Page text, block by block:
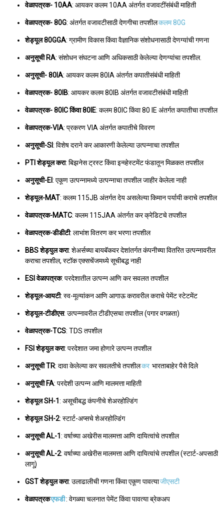
वेळापत्रक- 10AA: आयकर कलम 10AA अंतर्गत वजावटींसंबंधी माहिती
वेळापत्रक- 80G: अंतर्गत वजावटीसाठी देणगीचा तपशीलकलम 80G
शेड्यूल 80GGA: ग्रामीण विकास किंवा वैज्ञानिक संशोधनासाठी देणग्यांची गणना
अनुसूची RA: संशोधन संघटना आणि अधिकसाठी केलेल्या देणग्यांचा तपशील.
अनुसूची- 80IA: आयकर कलम 80IA अंतर्गत कपातीसंबंधी माहिती
वेळापत्रक- 80IB: आयकर कलम 80IB अंतर्गत वजावटीसंबंधी माहिती
वेळापत्रक- 80IC किंवा 80IE: कलम 80IC किंवा 80 IE अंतर्गत कपातीचा तपशील
वेळापत्रक-VIA: प्रकरण VIA अंतर्गत कपातीचे विवरण
अनुसूची-SI: विशेष दराने कर आकारणी केलेल्या उत्पन्नाचा तपशील
PTI शेड्यूल करा: बिझनेस ट्रस्ट किंवा इन्व्हेस्टमेंट फंडातून मिळकत तपशील
अनुसूची-EI: एकूण उत्पन्नामध्ये उत्पन्नाचा तपशील जाहीर केलेला नाही
शेड्यूल-MAT: कलम 115JB अंतर्गत देय असलेल्या किमान पर्यायी कराचे तपशील
वेळापत्रक-MATC: कलम 115JAA अंतर्गत कर क्रेडिटचे तपशील
वेळापत्रक-डीडीटी: लाभांश वितरण कर भरणा तपशील
BBS शेड्युल करा: शेअर्सच्या बायबॅकवर देशांतर्गत कंपनीच्या वितरित उत्पन्नावरील
कराचा तपशील, स्टॉक एक्सचेंजमध्ये सूचीबद्ध नाही
ESI वेळापत्रक: परदेशातील उत्पन्न आणि कर सवलत तपशील
शेड्यूल-आयटी: स्व-मूल्यांकन आणि आगाऊ करावरील कराचे पेमेंट स्टेटमेंट
शेड्यूल-टीडीएस: उत्पन्नावरील टीडीएसचा तपशील (पगार वगळता)
वेळापत्रक-TCS: TDS तपशील
FSI शेड्युल करा: परदेशात जमा होणारे उत्पन्न तपशील
अनुसूची TR: दावा केलेल्या कर सवलतीचे तपशीलकर भारताबाहेर पैसे दिले
अनुसूची FA: परदेशी उत्पन्न आणि मालमत्ता माहिती
शेड्यूल SH-1 : असूचीबद्ध कंपनीचे शेअरहोल्डिंग
शेड्यूल SH-2: स्टार्ट-अप्सचे शेअरहोल्डिंग
अनुसूची AL-1 : वर्षाच्या अखेरीस मालमत्ता आणि दायित्वांचे तपशील
अनुसूची AL-2: वर्षाच्या अखेरीस मालमत्ता आणि दायित्वांचे तपशील (स्टार्ट-अपसाठी
लागू)
GST शेड्युल करा: उलाढालीची गणना किंवा एकूण पावत्याजीएसटी
वेळापत्रकएफडी: वेगळ्या चलनात पेमेंट किंवा पावत्या ब्रेकअप